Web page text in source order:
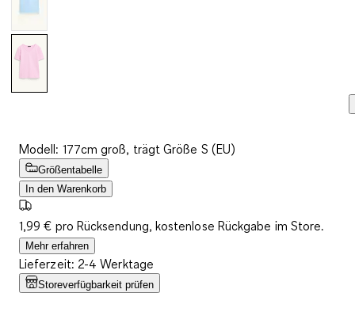
Modell: 177cm groß, trägt Größe S (EU)
Größentabelle
In den Warenkorb
1,99 € pro Rücksendung, kostenlose Rückgabe im Store.
Mehr erfahren
Lieferzeit: 2-4 Werktage
Storeverfügbarkeit prüfen